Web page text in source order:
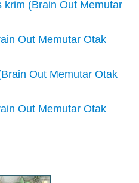
krim (Brain Out Memutar
Out Memutar Otak
Out Memutar Otak
Out Memutar Otak